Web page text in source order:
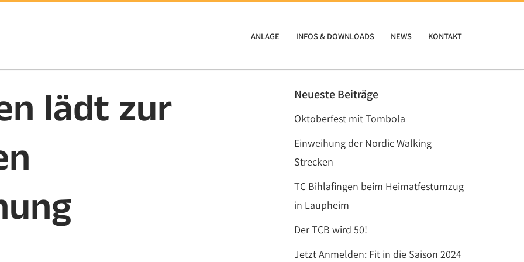
ANLAGE INFOS & DOWNLOADS NEWS KONTAKT
lädt zur
Neueste Beiträge
Oktoberfest mit Tombola
Einweihung der Nordic Walking
Strecken
TC Bihlafingen beim Heimatfestumzug
in Laupheim
Der TCB wird 50!
Jetzt Anmelden: Fit in die Saison 2024